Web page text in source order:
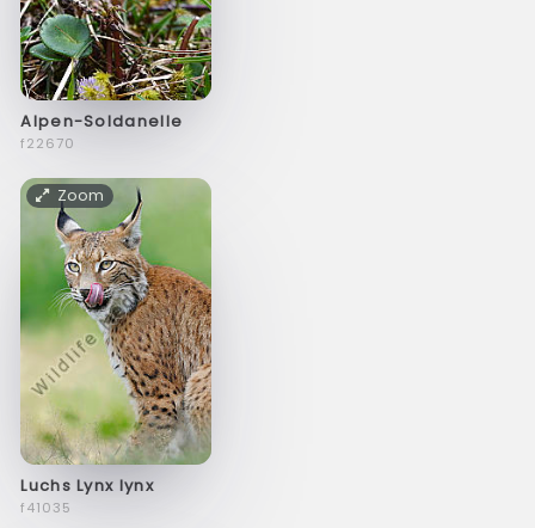
Alpen-Soldanelle
f22670
Zoom
Luchs Lynx Iynx
f41035